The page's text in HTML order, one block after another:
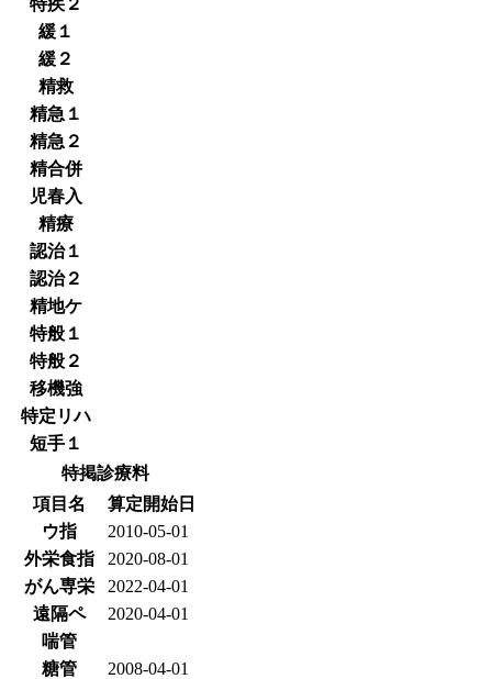
緩１
緩２
精救
精急１
精急２
精合併
児春入
精療
認治１
認治２
精地ケ
特般１
特般２
移機強
特定リハ
短手１
特掲診療料
項目名
算定開始日
ウ指
2010-05-01
外栄食指
2020-08-01
がん専栄
2022-04-01
遠隔ペ
2020-04-01
喘管
糖管
2008-04-01